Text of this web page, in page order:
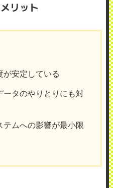
リット
が安定している
ータのやりとりにも対
ムへの影響が最小限